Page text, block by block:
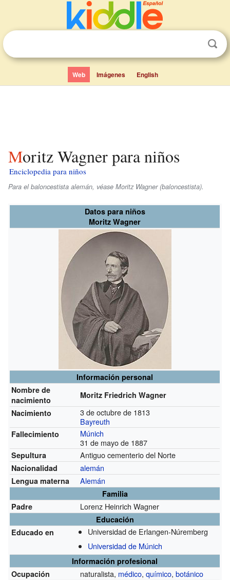
Web Imágenes English
Moritz Wagner para niños
Enciclopedia para niños
Para el baloncestista alemán, véase Moritz Wagner (baloncestista).
Datos para niños
Moritz Wagner
Información personal
Nombre de
nacimiento
Moritz Friedrich Wagner
Nacimiento
3 de octubre de 1813
Bayreuth
Fallecimiento
Múnich
31 de mayo de 1887
Sepultura Antiguo cementerio del Norte
Nacionalidad alemán
Lengua materna Alemán
Familia
Padre
Lorenz Heinrich Wagner
Educación
Educado en
Universidad de Erlangen-Núremberg
Universidad de Múnich
Información profesional
Ocupación
naturalista, médico,químico,botánico